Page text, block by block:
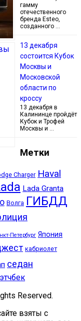
гамму
отечественного
бренда Esteo,
созданного …
13 декабря
состоится Кубок
Москвы и
Московской
области по
кроссу
13 декабря в
Калининце пройдёт
Кубок и Трофей
Москвы и …
Метки
Charger Haval
Lada Granta
Волга ГИБДД
Петербург Япония
кабриолет
седан
Reserved.
взяты с